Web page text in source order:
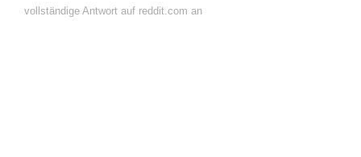
vollständige Antwort auf reddit.com an